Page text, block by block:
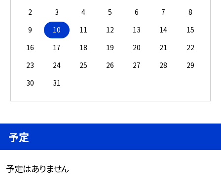
2
3 4 5 6 7
8
9
10 11 12 13 14
15
16
17 18 19 20 21
22
23
24 25 26 27 28
29
30
31
予定
予定はありません